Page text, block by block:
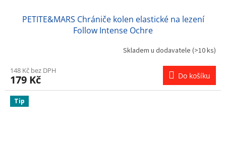
PETITE&MARS Chrániče kolen elastické na lezení
Follow Intense Ochre
Skladem u dodavatele (>10 ks)
148 Kč bez DPH
179 Kč Do košíku
Tip